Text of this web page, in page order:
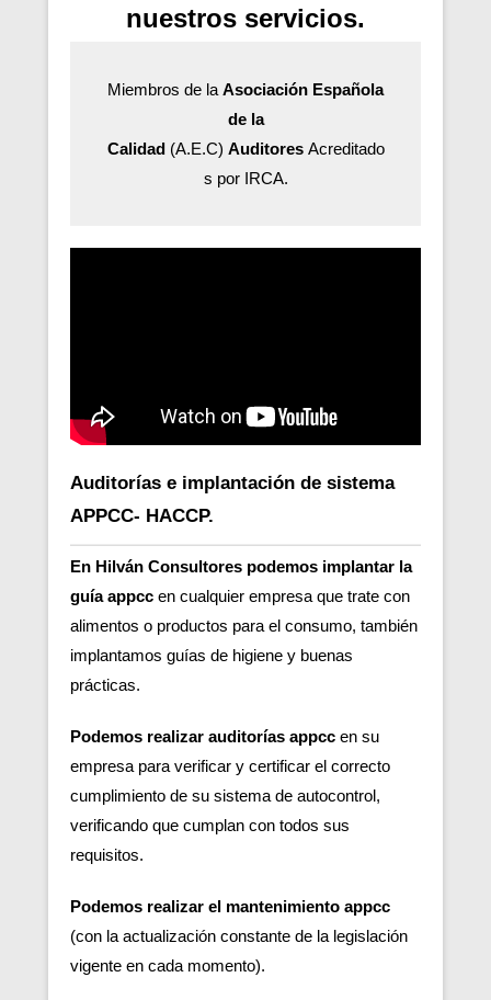
nuestros servicios.
Miembros de la Asociación Española
de la
Calidad(A.E.C) AuditoresAcreditado
s por IRCA.
Auditorías e implantación de sistema
APPCC- HACCP.
En Hilván Consultores podemos implantar la
guía appcc en cualquier empresa que trate con
alimentos o productos para el consumo, también
implantamos guías de higiene y buenas
prácticas.
Podemos realizar auditorías appcc en su
empresa para verificar y certificar el correcto
cumplimiento de su sistema de autocontrol,
verificando que cumplan con todos sus
requisitos.
Podemos realizar el mantenimiento appcc
(con la actualización constante de la legislación
vigente en cada momento).